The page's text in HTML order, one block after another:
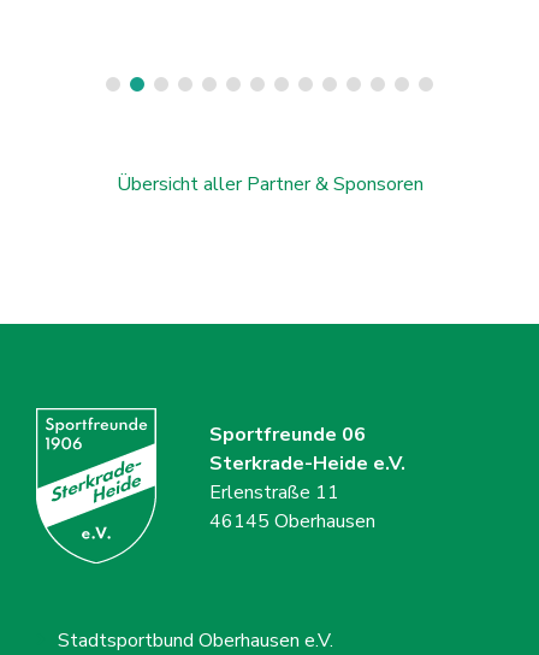
Übersicht aller Partner & Sponsoren
Sportfreunde 06
Sterkrade-Heide e.V.
Erlenstraße 11
46145 Oberhausen
Stadtsportbund Oberhausen e.V.